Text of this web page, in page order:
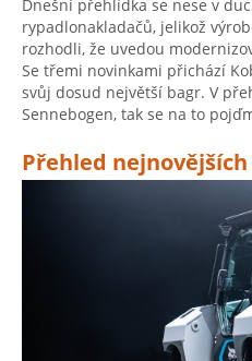
Dnešní přehlídka se nese v
rypadlonakladačů, jelikož
rozhodli, že uvedou
Se třemi novinkami přichází
svůj dosud největší bagr. V
Sennebogen, tak se na to
Přehled